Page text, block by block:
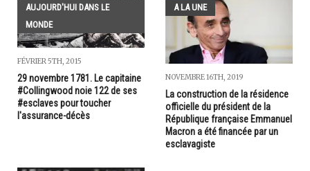
AUJOURD'HUI DANS LE
MONDE
FÉVRIER 5TH, 2015
29 novembre 1781. Le capitaine
#Collingwood noie 122 de ses
#esclaves pour toucher
l'assurance-décès
A LA UNE
NOVEMBRE 16TH, 2019
La construction de la résidence
officielle du président de la
République française Emmanuel
Macron a été financée par un
esclavagiste